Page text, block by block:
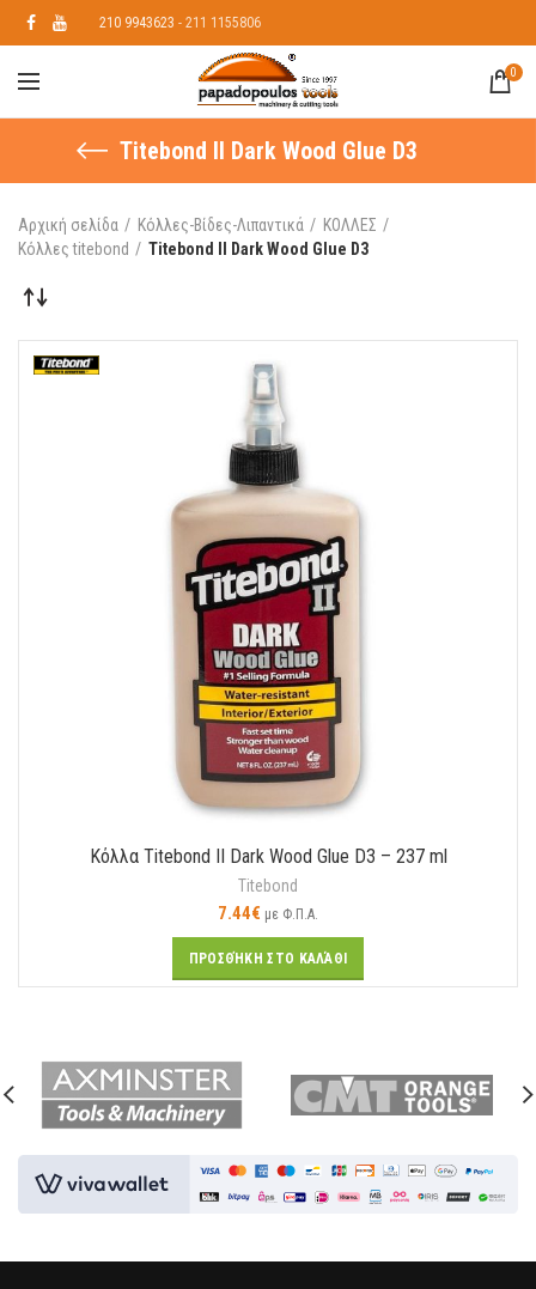
210 9943623 - 211 1155806
0
Titebond II Dark Wood Glue D3
Αρχική σελίδα Κόλλες-Βίδες-Λιπαντικά
ΚΟΛΛΕΣ
Κόλλες titebond
Titebond II Dark Wood Glue D3
Κόλλα Titebond II Dark Wood Glue D3 – 237 ml
Titebond
7.44€ με Φ.Π.Α.
ΠΡΟΣΘΉΚΗ ΣΤΟ ΚΑΛΆΘΙ